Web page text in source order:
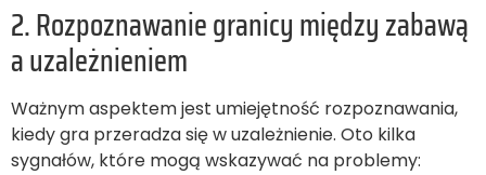
2. Rozpoznawanie granicy między zabawą
a uzależnieniem
Ważnym aspektem jest umiejętność rozpoznawania,
kiedy gra przeradza się w uzależnienie. Oto kilka
sygnałów, które mogą wskazywać na problemy: